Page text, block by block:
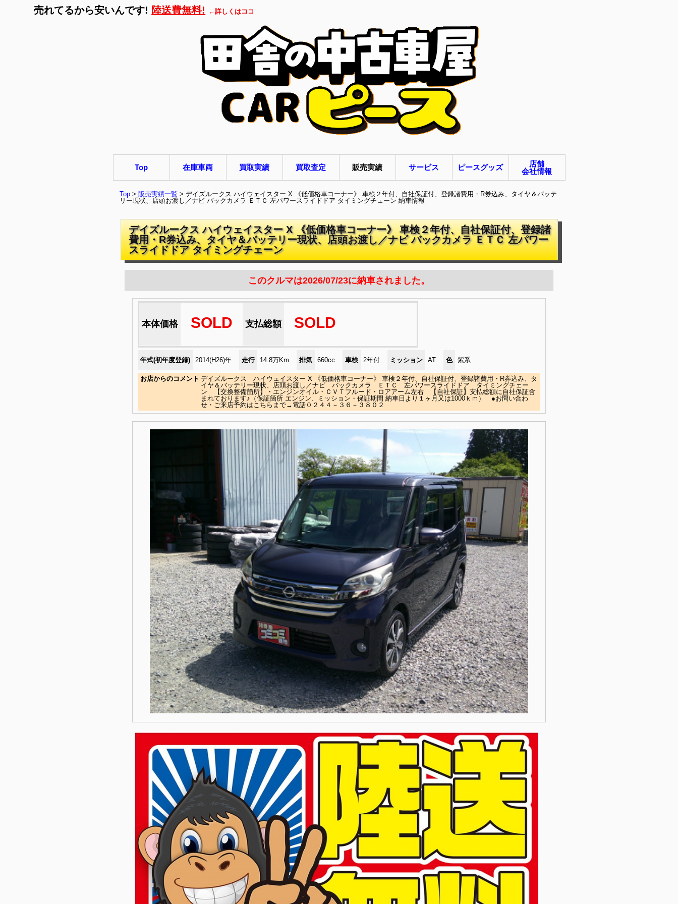
売れてるから安いんです! 陸送費無料! ←詳しくはココ
Top 在庫車両 買取実績 買取査定 販売実績 サービス ピースグッズ
店舗
会社情報
Top > 販売実績一覧 > デイズルークス ハイウェイスター X 《低価格車コーナー》 車検２年付、自社保証付、登録諸費用・R券込み、タイヤ＆バッテ
リー現状、店頭お渡し／ナビ バックカメラ ＥＴＣ 左パワースライドドア タイミングチェーン 納車情報
デイズルークス ハイウェイスター X 《低価格車コーナー》 車検２年付、自社保証付、登録諸
費用・R券込み、タイヤ＆バッテリー現状、店頭お渡し／ナビ バックカメラ ＥＴＣ 左パワー
スライドドア タイミングチェーン
このクルマは2026/07/23に納車されました。
本体価格 SOLD 支払総額 SOLD
年式(初年度登録) 2014(H26)年 走行 14.8万Km 排気 660cc 車検 2年付 ミッション AT 色 紫系
お店からのコメント デイズルークス ハイウェイスター X 《低価格車コーナー》 車検２年付、自社保証付、登録諸費用・R券込み、タ
イヤ＆バッテリー現状、店頭お渡し／ナビ バックカメラ ＥＴＣ 左パワースライドドア タイミングチェー
ン 【交換整備箇所】・エンジンオイル・ＣＶＴフルード・ロアアーム左右 【自社保証】支払総額に自社保証含
まれております♪（保証箇所 エンジン、ミッション・保証期間 納車日より１ヶ月又は1000ｋｍ） ●お問い合わ
せ・ご来店予約はこちらまで→電話０２４４－３６－３８０２